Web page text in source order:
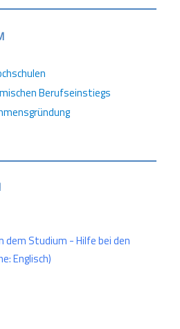
Berufseinstiegs
Studium - Hilfe bei den
Englisch)